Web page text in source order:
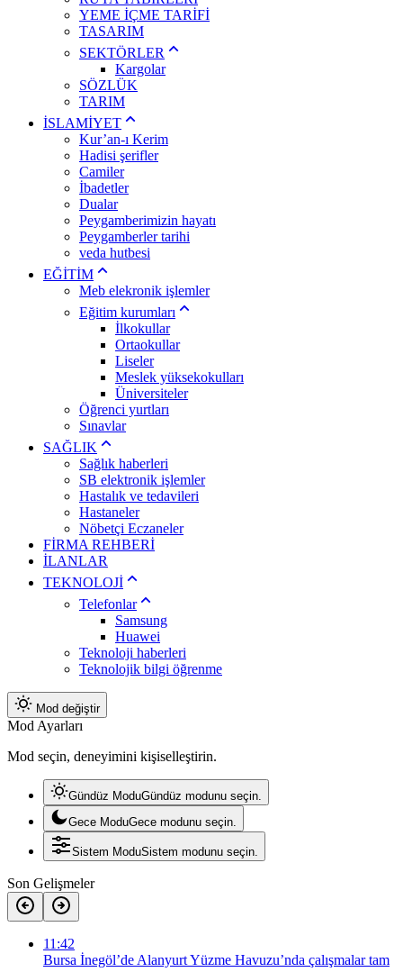
YEME İÇME TARİFİ
TASARIM
SEKTÖRLER
Kargolar
SÖZLÜK
TARIM
İSLAMİYET
Kur’an-ı Kerim
Hadisi şerifler
Camiler
İbadetler
Dualar
Peygamberimizin hayatı
Peygamberler tarihi
veda hutbesi
EĞİTİM
Meb elekronik işlemler
Eğitim kurumları
İlkokullar
Ortaokullar
Liseler
Meslek yüksekokulları
Üniversiteler
Öğrenci yurtları
Sınavlar
SAĞLIK
Sağlık haberleri
SB elektronik işlemler
Hastalık ve tedavileri
Hastaneler
Nöbetçi Eczaneler
FİRMA REHBERİ
İLANLAR
TEKNOLOJİ
Telefonlar
Samsung
Huawei
Teknoloji haberleri
Teknolojik bilgi öğrenme
Mod değiştir
Mod Ayarları
Mod seçin, deneyimini kişiselleştirin.
Gündüz ModuGündüz modunu seçin.
Gece ModuGece modunu seçin.
Sistem ModuSistem modunu seçin.
Son Gelişmeler
11:42
Bursa İnegöl’de Alanyurt Yüzme Havuzu’nda çalışmalar tam